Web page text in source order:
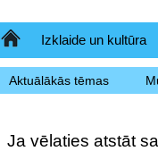
SākumlapaIzklaide un kultūra
Aktuālākās tēmas
Ja vēlaties atstāt